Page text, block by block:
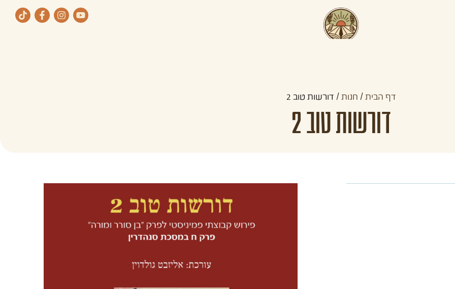
דף הבית / חנות / דורשות טוב 2
דורשות טוב 2